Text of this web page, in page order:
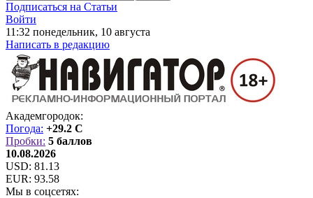
Подписаться на Статьи
Войти
11:32 понедельник, 10 августа
Написать в редакцию
Академгородок:
Погода: +29.2 C
Пробки: 5 баллов
10.08.2026
USD: 81.13
EUR: 93.58
Мы в соцсетях: